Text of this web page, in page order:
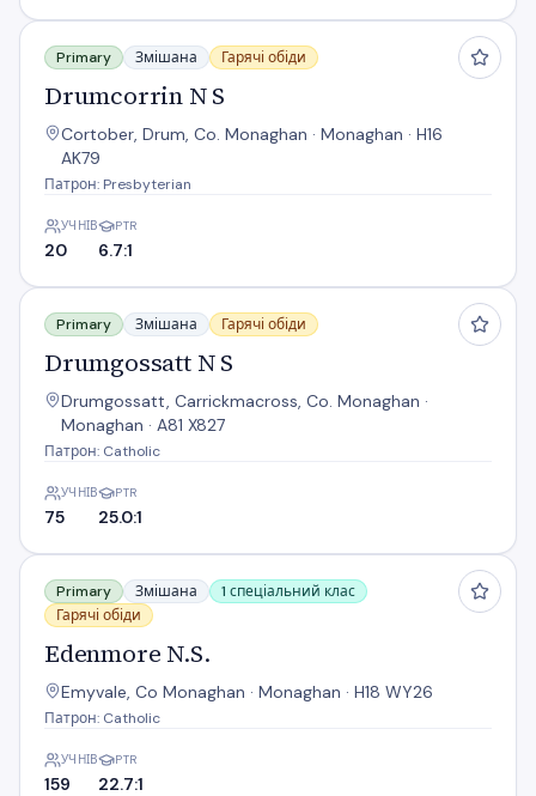
Drumcorrin N S
Primary Змішана Гарячі обіди
Drumcorrin N S
Cortober, Drum, Co. Monaghan · Monaghan · H16
AK79
Патрон: Presbyterian
УЧНІВ
20
PTR
6.7:1
Drumgossatt N S
Primary Змішана Гарячі обіди
Drumgossatt N S
Drumgossatt, Carrickmacross, Co. Monaghan ·
Monaghan · A81 X827
Патрон: Catholic
УЧНІВ
75
PTR
25.0:1
Edenmore N.S.
Primary Змішана
1 спеціальний клас
Гарячі обіди
Edenmore N.S.
Emyvale, Co Monaghan · Monaghan · H18 WY26
Патрон: Catholic
УЧНІВ
159
PTR
22.7:1